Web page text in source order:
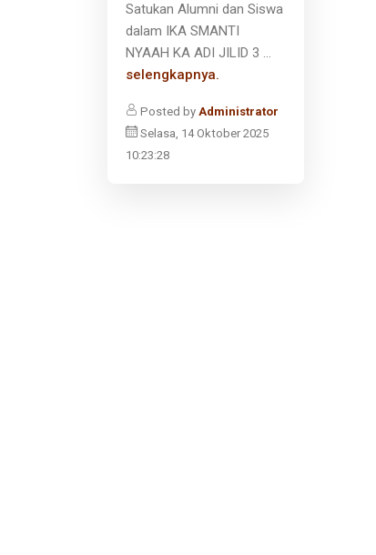
Satukan Alumni dan Siswa
dalam IKA SMANTI
NYAAH KA ADI JILID 3 ...
selengkapnya.
Posted by Administrator
Selasa, 14 Oktober 2025
10:23:28